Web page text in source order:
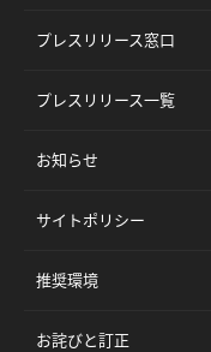
プレスリリース窓口
プレスリリース一覧
お知らせ
サイトポリシー
推奨環境
お詫びと訂正